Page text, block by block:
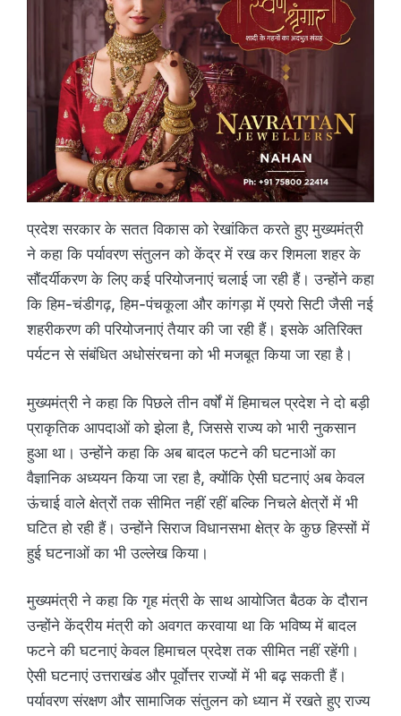
प्रदेश सरकार के सतत विकास को रेखांकित करते हुए मुख्यमंत्री
ने कहा कि पर्यावरण संतुलन को केंद्र में रख कर शिमला शहर के
सौंदर्यीकरण के लिए कई परियोजनाएं चलाई जा रही हैं। उन्होंने कहा
कि हिम-चंडीगढ़, हिम-पंचकूला और कांगड़ा में एयरो सिटी जैसी नई
शहरीकरण की परियोजनाएं तैयार की जा रही हैं। इसके अतिरिक्त
पर्यटन से संबंधित अधोसंरचना को भी मजबूत किया जा रहा है।
मुख्यमंत्री ने कहा कि पिछले तीन वर्षों में हिमाचल प्रदेश ने दो बड़ी
प्राकृतिक आपदाओं को झेला है, जिससे राज्य को भारी नुकसान
हुआ था। उन्होंने कहा कि अब बादल फटने की घटनाओं का
वैज्ञानिक अध्ययन किया जा रहा है, क्योंकि ऐसी घटनाएं अब केवल
ऊंचाई वाले क्षेत्रों तक सीमित नहीं रहीं बल्कि निचले क्षेत्रों में भी
घटित हो रही हैं। उन्होंने सिराज विधानसभा क्षेत्र के कुछ हिस्सों में
हुई घटनाओं का भी उल्लेख किया।
मुख्यमंत्री ने कहा कि गृह मंत्री के साथ आयोजित बैठक के दौरान
उन्होंने केंद्रीय मंत्री को अवगत करवाया था कि भविष्य में बादल
फटने की घटनाएं केवल हिमाचल प्रदेश तक सीमित नहीं रहेंगी।
ऐसी घटनाएं उत्तराखंड और पूर्वाेत्तर राज्यों में भी बढ़ सकती हैं।
पर्यावरण संरक्षण और सामाजिक संतुलन को ध्यान में रखते हुए राज्य